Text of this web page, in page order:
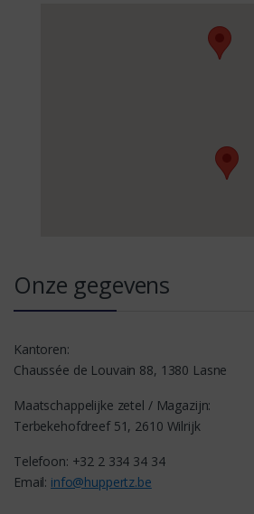
Onze gegevens
Kantoren:
Chaussée de Louvain 88, 1380 Lasne
Maatschappelijke zetel / Magazijn:
Terbekehofdreef 51, 2610 Wilrijk
Telefoon: +32 2 334 34 34
Email: info@huppertz.be